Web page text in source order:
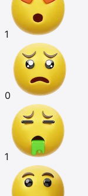
1
0
1